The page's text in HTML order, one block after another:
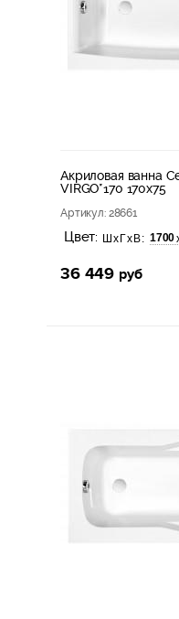
Акриловая ванна
VIRGO*170 170x75
Артикул: 28661
Цвет: ШхГхВ: 1700
36 449 руб